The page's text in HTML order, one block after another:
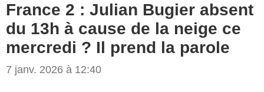
France 2 : Julian Bugier absent
du 13h à cause de la neige ce
mercredi ? Il prend la parole
7 janv. 2026 à 12:40